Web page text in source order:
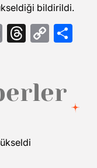
bildirildi.
EmailThreads
Copy